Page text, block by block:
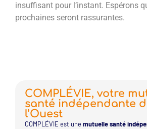
insuffisant pour l’instant. Espérons
prochaines seront rassurantes.
COMPLÉVIE, votre
santé indépendante
l’Ouest
COMPLÉVIE est unemutuelle santé